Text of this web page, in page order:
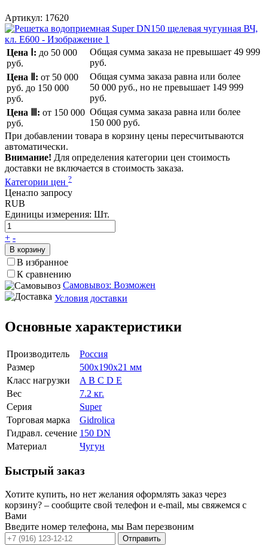
Артикул: 17620
Цена Ⅰ: до 50 000
руб.
Общая сумма заказа не превышает 49 999
руб.
Цена Ⅱ: от 50 000
руб. до 150 000
руб.
Общая сумма заказа равна или более
50 000 руб., но не превышает 149 999
руб.
Цена Ⅲ: от 150 000
руб.
Общая сумма заказа равна или более
150 000 руб.
При добавлении товара в корзину цены пересчитываются
автоматически.
Внимание! Для определения категории цен стоимость
доставки не включается в стоимость заказа.
Категории цен ?
Цена:по запросу
RUB
Единицы измерения: Шт.
+ -
В корзину
В избранное
К сравнению
Самовывоз: Возможен
Условия доставки
Основные характеристики
Производитель
Россия
Размер
500x190x21 мм
Класс нагрузки
A B C D E
Вес
7.2 кг.
Серия
Super
Торговая марка
Gidrolica
Гидравл. сечение 150 DN
Материал
Чугун
Быстрый заказ
Хотите купить, но нет желания оформлять заказ через
корзину? – сообщите свой телефон и e-mail, мы свяжемся с
Вами
Введите номер телефона, мы Вам перезвоним
Отправить